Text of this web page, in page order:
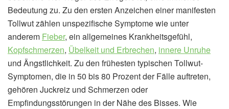
Bedeutung zu. Zu den ersten Anzeichen einer manifesten
Tollwut zählen unspezifische Symptome wie unter
anderem Fieber, ein allgemeines Krankheitsgefühl,
Kopfschmerzen, Übelkeit und Erbrechen, innere Unruhe
und Ängstlichkeit. Zu den frühesten typischen Tollwut-
Symptomen, die in 50 bis 80 Prozent der Fälle auftreten,
gehören Juckreiz und Schmerzen oder
Empfindungsstörungen in der Nähe des Bisses. Wie